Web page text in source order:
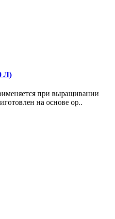
Л)
при выращивании
на основе ор..